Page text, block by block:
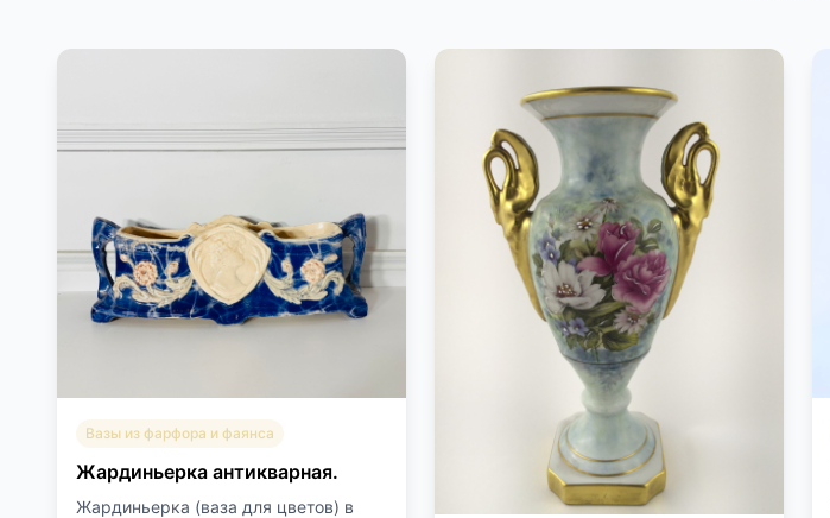
Вазы из фарфора и фаянса
Жардиньерка антикварная.
Жардиньерка (ваза для цветов) в